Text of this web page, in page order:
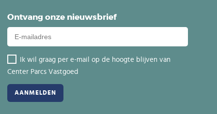
Ontvang onze nieuwsbrief
Ik wil graag per e-mail op de hoogte blijven van
Center Parcs Vastgoed